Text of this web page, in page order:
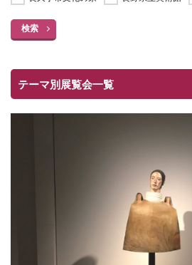
検索
テーマ別展覧会一覧